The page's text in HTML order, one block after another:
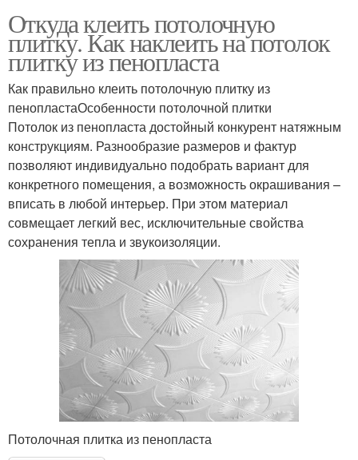
Откуда клеить потолочную
плитку. Как наклеить на потолок
плитку из пенопласта
Как правильно клеить потолочную плитку из
пенопластаОсобенности потолочной плитки
Потолок из пенопласта достойный конкурент натяжным
конструкциям. Разнообразие размеров и фактур
позволяют индивидуально подобрать вариант для
конкретного помещения, а возможность окрашивания –
вписать в любой интерьер. При этом материал
совмещает легкий вес, исключительные свойства
сохранения тепла и звукоизоляции.
Потолочная плитка из пенопласта